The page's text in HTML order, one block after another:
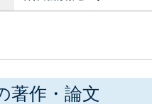
作・論文